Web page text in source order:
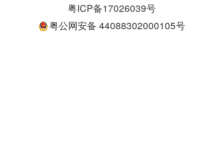
粤ICP备17026039号
粤公网安备 44088302000105号